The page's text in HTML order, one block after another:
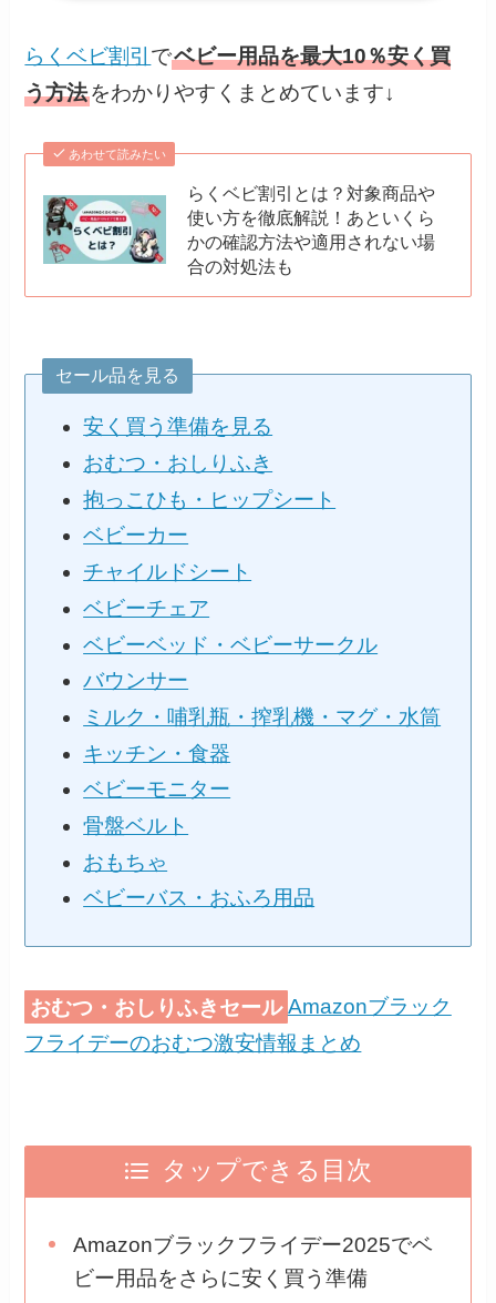
らくベビ割引 でベビー用品を最大10％安く買
う方法をわかりやすくまとめています↓
あわせて読みたい
らくベビ割引とは？対象商品や
使い方を徹底解説！あといくら
かの確認方法や適用されない場
合の対処法も
セール品を見る
安く買う準備を見る
おむつ・おしりふき
抱っこひも・ヒップシート
ベビーカー
チャイルドシート
ベビーチェア
ベビーベッド・ベビーサークル
バウンサー
ミルク・哺乳瓶・搾乳機・マグ・水筒
キッチン・食器
ベビーモニター
骨盤ベルト
おもちゃ
ベビーバス・おふろ用品
おむつ・おしりふきセール Amazonブラック
フライデーのおむつ激安情報まとめ
タップできる目次
Amazonブラックフライデー2025でベ
ビー用品をさらに安く買う準備